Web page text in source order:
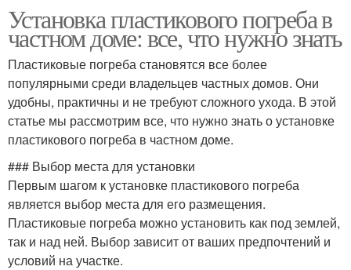
Установка пластикового погреба в
частном доме: все, что нужно знать
Пластиковые погреба становятся все более
популярными среди владельцев частных домов. Они
удобны, практичны и не требуют сложного ухода. В этой
статье мы рассмотрим все, что нужно знать о установке
пластикового погреба в частном доме.
### Выбор места для установки
Первым шагом к установке пластикового погреба
является выбор места для его размещения.
Пластиковые погреба можно установить как под землей,
так и над ней. Выбор зависит от ваших предпочтений и
условий на участке.